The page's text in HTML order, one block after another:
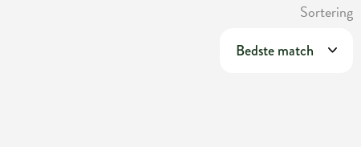
Sortering